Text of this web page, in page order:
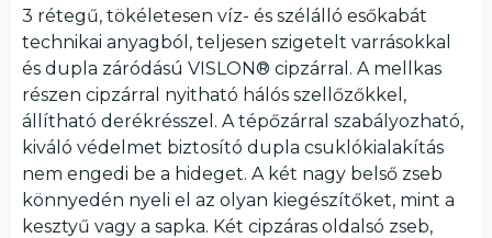
3 rétegű, tökéletesen víz- és szélálló esőkabát
technikai anyagból, teljesen szigetelt varrásokkal
és dupla záródású VISLON® cipzárral. A mellkas
részen cipzárral nyitható hálós szellőzőkkel,
állítható derékrésszel. A tépőzárral szabályozható,
kiváló védelmet biztosító dupla csuklókialakítás
nem engedi be a hideget. A két nagy belső zseb
könnyedén nyeli el az olyan kiegészítőket, mint a
kesztyű vagy a sapka. Két cipzáras oldalsó zseb,